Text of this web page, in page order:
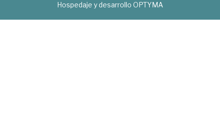
Hospedaje y desarrollo OPTYMA